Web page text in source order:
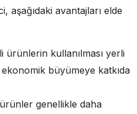
aşağıdaki avantajları elde
ürünlerin kullanılması yerli
büyümeye katkıda
genellikle daha